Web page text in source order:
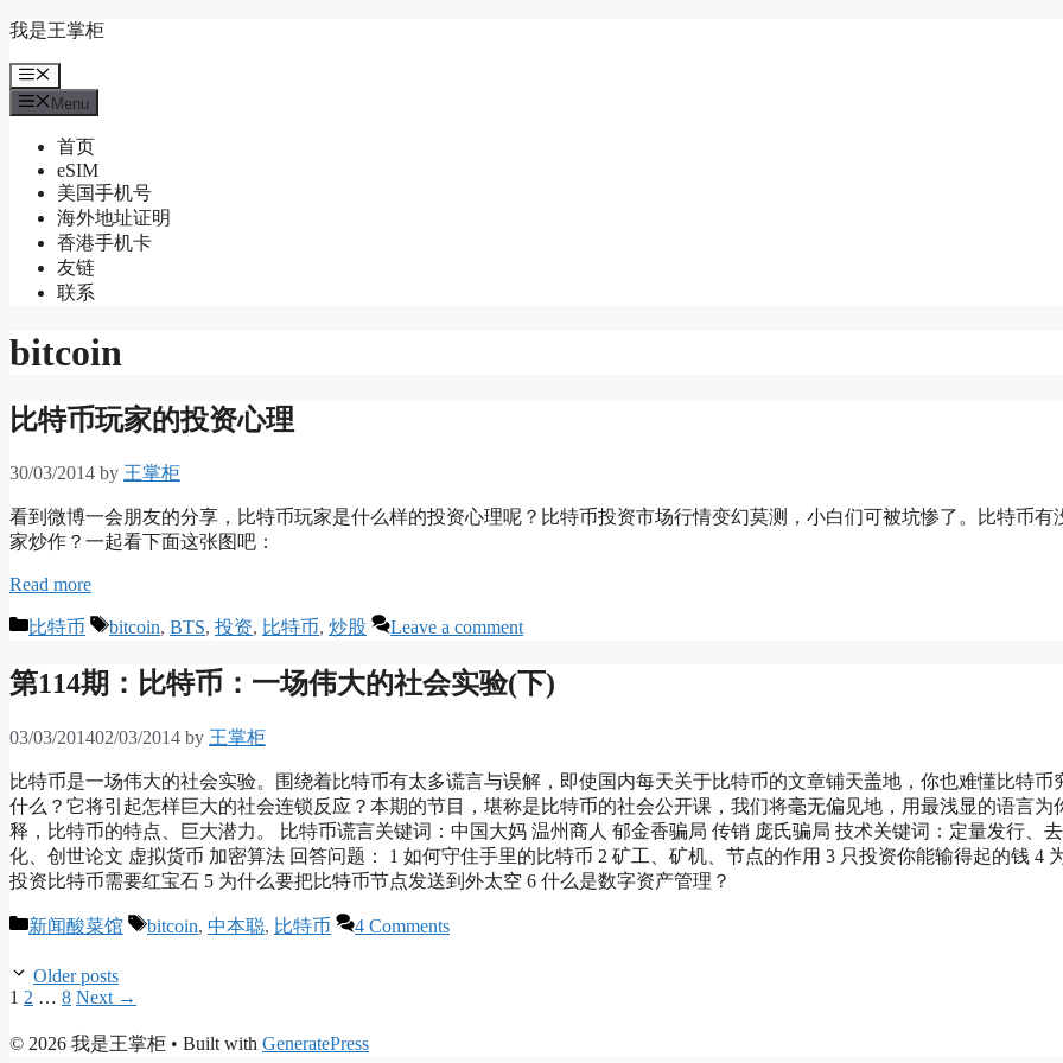
Skip
content
我是王掌柜
Menu
Menu
首页
eSIM
美国手机号
海外地址证明
香港手机卡
友链
联系
bitcoin
比特币玩家的投资心理
30/03/2014 by 王掌柜
看到微博一会朋友的分享，比特币玩家是什么样的投资心理呢？比特币投资市场行情变幻莫测，小白们可被坑惨了。比特币有
家炒作？一起看下面这张图吧：
Read more
Categories
比特币 Tags
bitcoin, BTS, 投资, 比特币, 炒股 Leave a comment
第114期：比特币：一场伟大的社会实验(下)
03/03/201402/03/2014 by 王掌柜
比特币是一场伟大的社会实验。围绕着比特币有太多谎言与误解，即使国内每天关于比特币的文章铺天盖地，你也难懂比特币
什么？它将引起怎样巨大的社会连锁反应？本期的节目，堪称是比特币的社会公开课，我们将毫无偏见地，用最浅显的语言为
释，比特币的特点、巨大潜力。 比特币谎言关键词：中国大妈 温州商人 郁金香骗局 传销 庞氏骗局 技术关键词：定量发行、
化、创世论文 虚拟货币 加密算法 回答问题： 1 如何守住手里的比特币 2 矿工、矿机、节点的作用 3 只投资你能输得起的钱 4
投资比特币需要红宝石 5 为什么要把比特币节点发送到外太空 6 什么是数字资产管理？
Categories
新闻酸菜馆 Tags
bitcoin, 中本聪, 比特币 4 Comments
Older posts
Page
1 Page
2 … Page
8 Next →
© 2026 我是王掌柜 • Built with GeneratePress